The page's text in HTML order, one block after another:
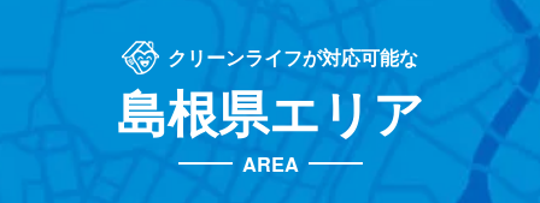
クリーンライフが対応可能な
島根県エリア
AREA